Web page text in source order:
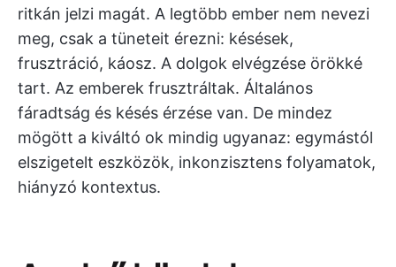
ritkán jelzi magát. A legtöbb ember nem nevezi
meg, csak a tüneteit érezni: késések,
frusztráció, káosz. A dolgok elvégzése örökké
tart. Az emberek frusztráltak. Általános
fáradtság és késés érzése van. De mindez
mögött a kiváltó ok mindig ugyanaz: egymástól
elszigetelt eszközök, inkonzisztens folyamatok,
hiányzó kontextus.